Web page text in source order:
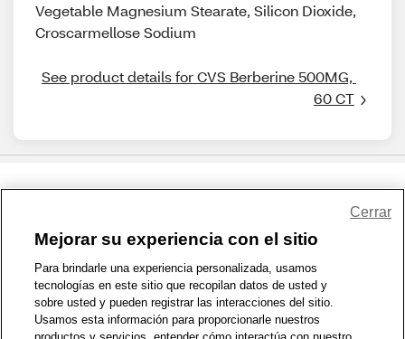
Vegetable Magnesium Stearate, Silicon Dioxide,
Croscarmellose Sodium
See product details for CVS Berberine 500MG,
60 CT
1-800-679-9691 | Contáctenos | Términos de Uso | Accesibilidad
Política de Privacidad | WA Privacy Policy | Mapa del sitio
Zona de Bienestar | © 1999 - 2026 CVS.com
Mejorar su experiencia con el sitio
Para brindarle una experiencia personalizada, usamos
tecnologías en este sitio que recopilan datos de usted y
sobre usted y pueden registrar las interacciones del sitio.
Usamos esta información para proporcionarle nuestros
Cerrar